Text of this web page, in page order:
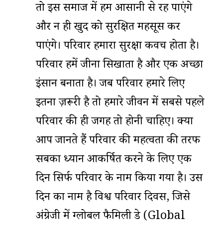
तो इस समाज में हम आसानी से रह पाएंगे
और न ही खुद को सुरक्षित महसूस कर
पाएंगे। परिवार हमारा सुरक्षा कवच होता है।
परिवार हमें जीना सिखाता है और एक अच्छा
इंसान बनाता है। जब परिवार हमारे लिए
इतना ज़रूरी है तो हमारे जीवन में सबसे पहले
परिवार की ही जगह तो होनी चाहिए। क्या
आप जानते हैं परिवार की महत्वता की तरफ
सबका ध्यान आकर्षित करने के लिए एक
दिन सिर्फ परिवार के नाम किया गया है। उस
दिन का नाम है विश्व परिवार दिवस, जिसे
अंग्रेजी में ग्लोबल फैमिली डे (Global